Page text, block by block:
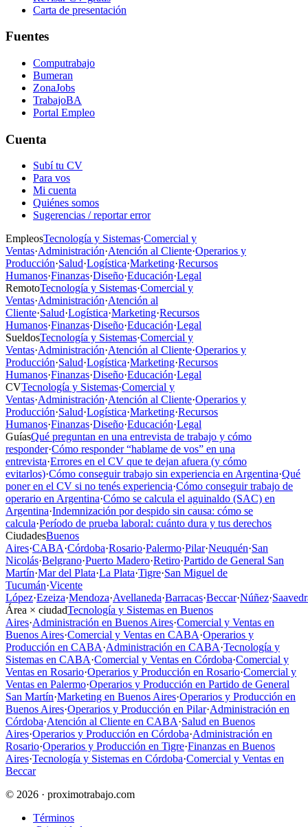
Carta de presentación
Fuentes
Computrabajo
Bumeran
ZonaJobs
TrabajoBA
Portal Empleo
Cuenta
Subí tu CV
Para vos
Mi cuenta
Quiénes somos
Sugerencias / reportar error
EmpleosTecnología y Sistemas·Comercial y
Ventas·Administración·Atención al Cliente·Operarios y
Producción·Salud·Logística·Marketing·Recursos
Humanos·Finanzas·Diseño·Educación·Legal
RemotoTecnología y Sistemas·Comercial y
Ventas·Administración·Atención al
Cliente·Salud·Logística·Marketing·Recursos
Humanos·Finanzas·Diseño·Educación·Legal
SueldosTecnología y Sistemas·Comercial y
Ventas·Administración·Atención al Cliente·Operarios y
Producción·Salud·Logística·Marketing·Recursos
Humanos·Finanzas·Diseño·Educación·Legal
CVTecnología y Sistemas·Comercial y
Ventas·Administración·Atención al Cliente·Operarios y
Producción·Salud·Logística·Marketing·Recursos
Humanos·Finanzas·Diseño·Educación·Legal
GuíasQué preguntan en una entrevista de trabajo y cómo
responder·Cómo responder “hablame de vos” en una
entrevista·Errores en el CV que te dejan afuera (y cómo
evitarlos)·Cómo conseguir trabajo sin experiencia en Argentina·Qué
poner en el CV si no tenés experiencia·Cómo conseguir trabajo de
operario en Argentina·Cómo se calcula el aguinaldo (SAC) en
Argentina·Indemnización por despido sin causa: cómo se
calcula·Período de prueba laboral: cuánto dura y tus derechos
CiudadesBuenos
Aires·CABA·Córdoba·Rosario·Palermo·Pilar·Neuquén·San
Nicolás·Belgrano·Puerto Madero·Retiro·Partido de General San
Martín·Mar del Plata·La Plata·Tigre·San Miguel de
Tucumán·Vicente
López·Ezeiza·Mendoza·Avellaneda·Barracas·Beccar·Núñez·
Área × ciudadTecnología y Sistemas en Buenos
Aires·Administración en Buenos Aires·Comercial y Ventas en
Buenos Aires·Comercial y Ventas en CABA·Operarios y
Producción en CABA·Administración en CABA·Tecnología y
Sistemas en CABA·Comercial y Ventas en Córdoba·Comercial y
Ventas en Rosario·Operarios y Producción en Rosario·Comercial y
Ventas en Palermo·Operarios y Producción en Partido de General
San Martín·Marketing en Buenos Aires·Operarios y Producción en
Buenos Aires·Operarios y Producción en Pilar·Administración en
Córdoba·Atención al Cliente en CABA·Salud en Buenos
Aires·Operarios y Producción en Córdoba·Administración en
Rosario·Operarios y Producción en Tigre·Finanzas en Buenos
Aires·Tecnología y Sistemas en Córdoba·Comercial y Ventas en
Beccar
© 2026 · proximotrabajo.com
Términos